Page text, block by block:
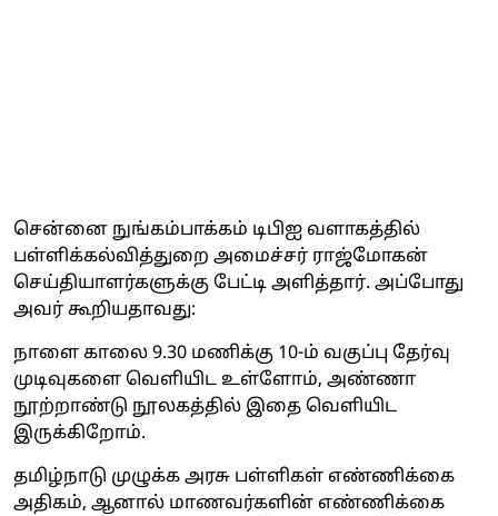
சென்னை நுங்கம்பாக்கம் டிபிஐ வளாகத்தில்
பள்ளிக்கல்வித்துறை அமைச்சர் ராஜ்மோகன்
செய்தியாளர்களுக்கு பேட்டி அளித்தார். அப்போது
அவர் கூறியதாவது:
நாளை காலை 9.30 மணிக்கு 10-ம் வகுப்பு தேர்வு
முடிவுகளை வெளியிட உள்ளோம், அண்ணா
நூற்றாண்டு நூலகத்தில் இதை வெளியிட
இருக்கிறோம்.
தமிழ்நாடு முழுக்க அரசு பள்ளிகள் எண்ணிக்கை
அதிகம், ஆனால் மாணவர்களின் எண்ணிக்கை